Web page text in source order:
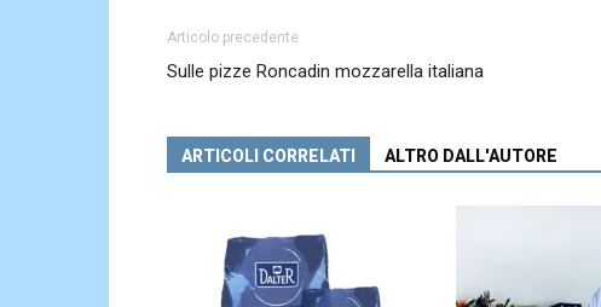
Articolo precedente
Sulle pizze Roncadin mozzarella italiana
ARTICOLI CORRELATI ALTRO DALL'AUTORE